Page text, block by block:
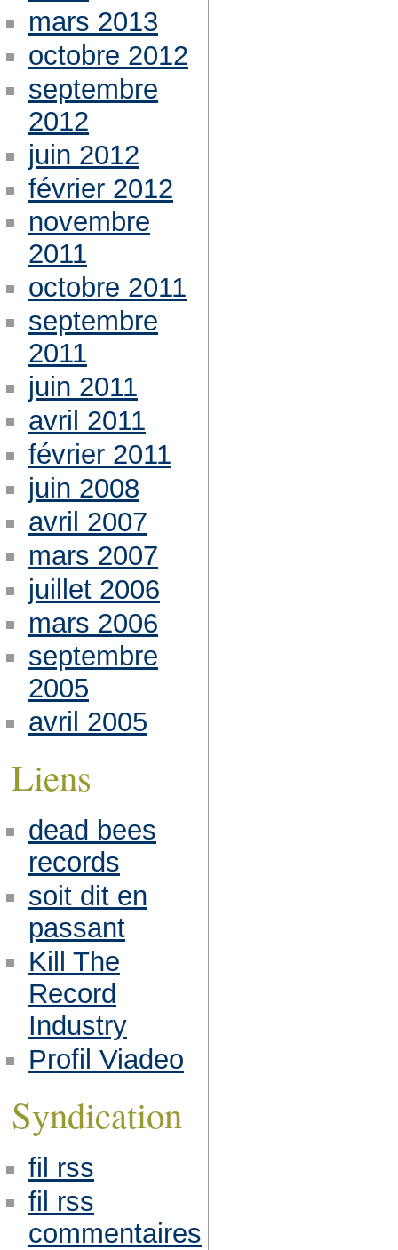
mars 2013
octobre 2012
septembre
2012
juin 2012
février 2012
novembre
2011
octobre 2011
septembre
2011
juin 2011
avril 2011
février 2011
juin 2008
avril 2007
mars 2007
juillet 2006
mars 2006
septembre
2005
avril 2005
Liens
dead bees
records
soit dit en
passant
Kill The
Record
Industry
Profil Viadeo
Syndication
fil rss
fil rss
commentaires